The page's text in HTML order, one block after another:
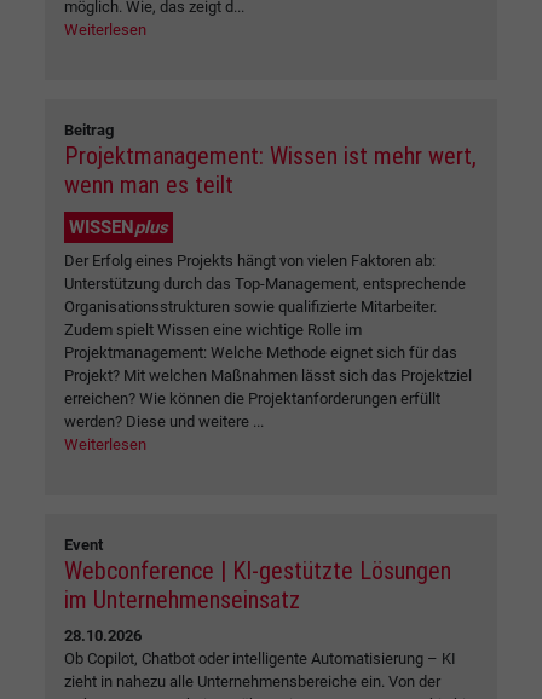
möglich. Wie, das zeigt d...
Weiterlesen
Beitrag
Projektmanagement: Wissen ist mehr wert,
wenn man es teilt
WISSENplus
Der Erfolg eines Projekts hängt von vielen Faktoren ab:
Unterstützung durch das Top-Management, entsprechende
Organisationsstrukturen sowie qualifizierte Mitarbeiter.
Zudem spielt Wissen eine wichtige Rolle im
Projektmanagement: Welche Methode eignet sich für das
Projekt? Mit welchen Maßnahmen lässt sich das Projektziel
erreichen? Wie können die Projektanforderungen erfüllt
werden? Diese und weitere ...
Weiterlesen
Event
Webconference | KI-gestützte Lösungen
im Unternehmenseinsatz
28.10.2026
Ob Copilot, Chatbot oder intelligente Automatisierung – KI
zieht in nahezu alle Unternehmensbereiche ein. Von der